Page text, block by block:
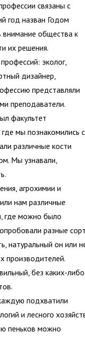
связаны с
год назван Годом
внимание общества к
их решения.
эколог,
дизайнер,
представляли
преподаватели.
факультет
мы познакомились с
различные кости
Мы узнавали,
агрохимии и
нам различные
где можно было
разные
натуральный он или
производителей.
без каких-либо
подхватили
и лесного
пеньков можно